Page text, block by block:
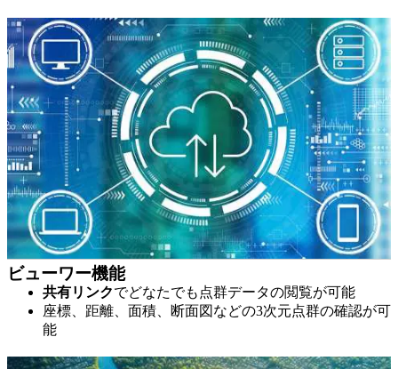
ビューワー機能
共有リンクでどなたでも点群データの閲覧が可能
座標、距離、面積、断面図などの3次元点群の確認が可
能